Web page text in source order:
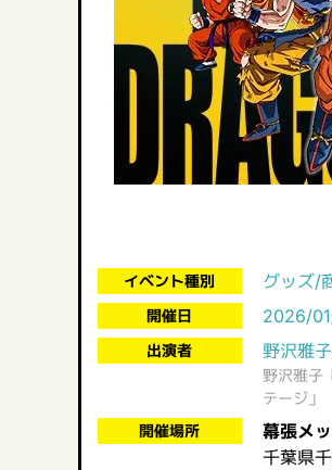
イベント種別 グッズ/
開催日 2026/
出演者 野沢雅子
野沢雅子
テージ」
開催場所
幕張メ
千葉県